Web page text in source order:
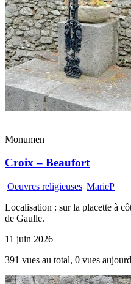
Monumen
Croix – Beaufort
Oeuvres religieuses| MarieP
Localisation : sur la placette à
de Gaulle.
11 juin 2026
391 vues au total, 0 vues